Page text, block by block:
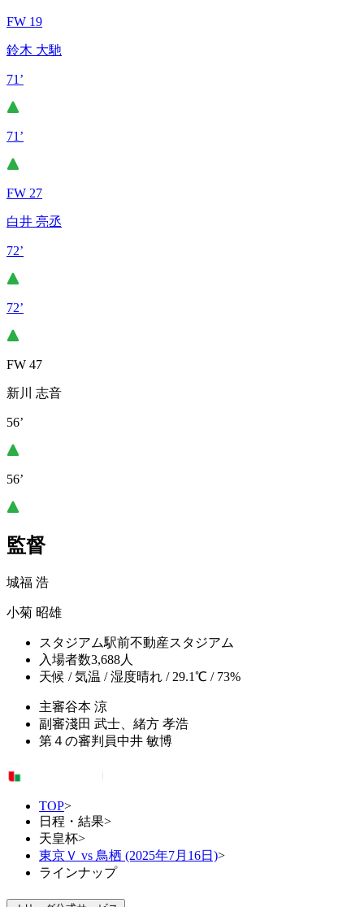
FW 19
鈴木 大馳
71’
71’
FW 27
白井 亮丞
72’
72’
FW 47
新川 志音
56’
56’
監督
城福 浩
小菊 昭雄
スタジアム駅前不動産スタジアム
入場者数3,688人
天候 / 気温 / 湿度晴れ / 29.1℃ / 73%
主審谷本 涼
副審淺田 武士、緒方 孝浩
第４の審判員中井 敏博
TOP>
日程・結果>
天皇杯>
東京Ｖ vs 鳥栖 (2025年7月16日)>
ラインナップ